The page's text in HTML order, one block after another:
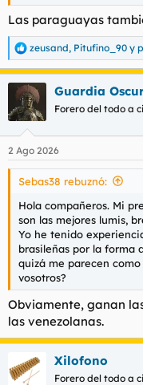
Las paraguayas
R
e
a
c
c
i
e
s
zeusand, Pitufino_90 y
Guardia
Forero del todo a
2 Ago 2026
Sebas38 rebuznó:
Hola compañeros. Mi
son las mejores lumis,
Yo he tenido
brasileñas por la forma
quizá me parecen
vosotros?
Obviamente, ganan
las venezolanas.
Xilofono
Forero del todo a